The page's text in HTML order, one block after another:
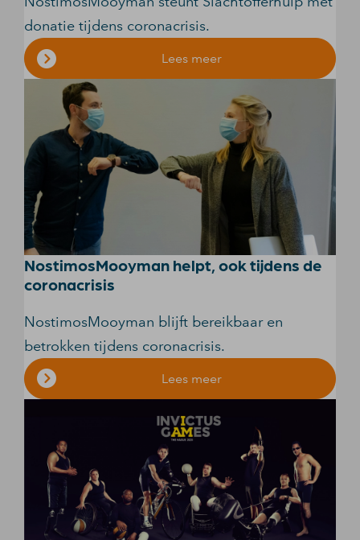
donatie tijdens coronacrisis.
Lees meer
NostimosMooyman helpt, ook tijdens de
coronacrisis
NostimosMooyman blijft bereikbaar en
betrokken tijdens coronacrisis.
Lees meer